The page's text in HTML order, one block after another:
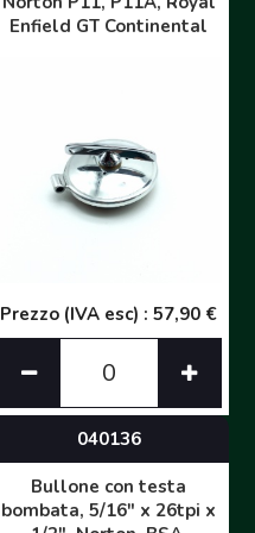
Enfield GT Continental
Prezzo (IVA esc) : 57,90 €
040136
Bullone con testa
bombata, 5/16" x 26tpi x